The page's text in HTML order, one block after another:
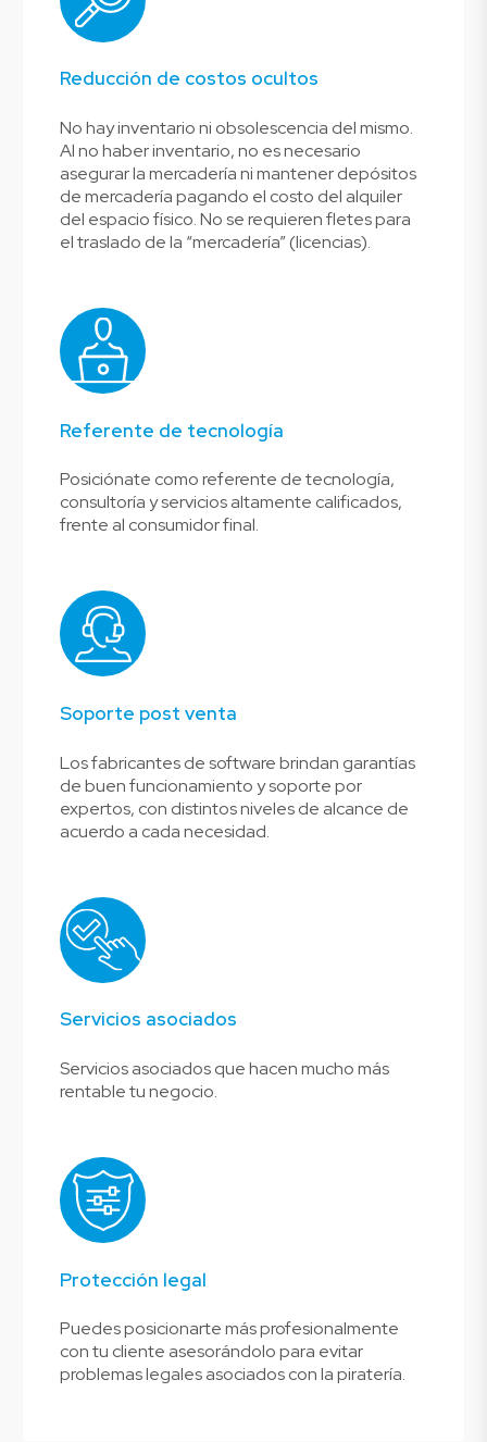
Reducción de costos ocultos
No hay inventario ni obsolescencia del mismo.
Al no haber inventario, no es necesario
asegurar la mercadería ni mantener depósitos
de mercadería pagando el costo del alquiler
del espacio físico. No se requieren fletes para
el traslado de la “mercadería” (licencias).
Referente de tecnología
Posiciónate como referente de tecnología,
consultoría y servicios altamente calificados,
frente al consumidor final.
Soporte post venta
Los fabricantes de software brindan garantías
de buen funcionamiento y soporte por
expertos, con distintos niveles de alcance de
acuerdo a cada necesidad.
Servicios asociados
Servicios asociados que hacen mucho más
rentable tu negocio.
Protección legal
Puedes posicionarte más profesionalmente
con tu cliente asesorándolo para evitar
problemas legales asociados con la piratería.